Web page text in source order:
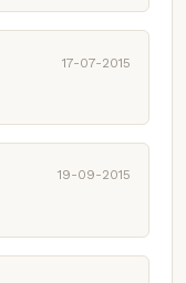
17-07-2015
19-09-2015